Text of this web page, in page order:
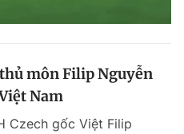
môn Filip Nguyễn
Nam
Czech gốc Việt Filip